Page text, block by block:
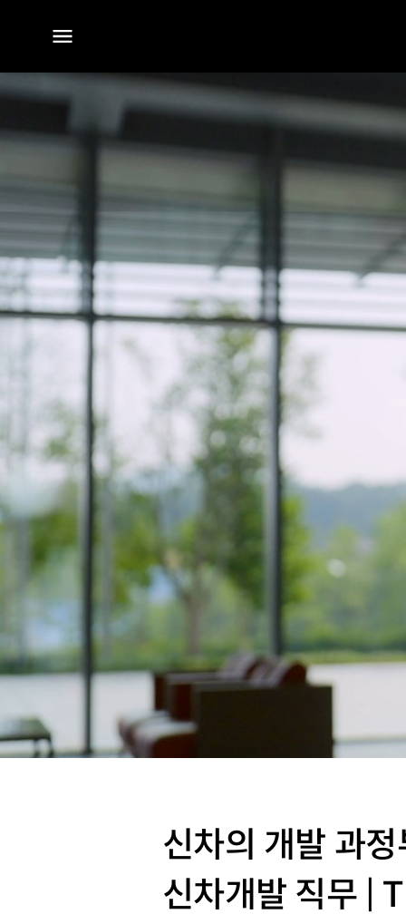
전체
메뉴
신차의 개발 과
신차개발 직무 |